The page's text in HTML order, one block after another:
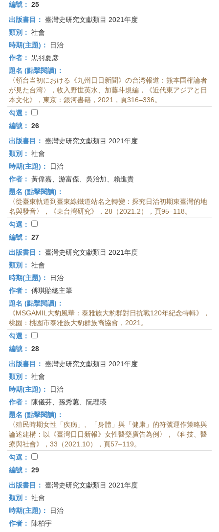
編號： 25
出版書目： 臺灣史研究文獻類目 2021年度
類別： 社會
時期(主題)：
日治
作者： 黒羽夏彦
題名 (點擊閱讀)：
〈領台当初における《九州日日新聞》の台湾報道：熊本国権論者
が見た台湾〉，收入野世英水、加藤斗規編，《近代東アジアと日
本文化》，東京：銀河書籍，2021，頁316–336。
勾選：
編號： 26
出版書目： 臺灣史研究文獻類目 2021年度
類別： 社會
時期(主題)：
日治
作者： 黃偉嘉、游富傑、吳治加、賴進貴
題名 (點擊閱讀)：
〈從臺東軌道到臺東線鐵道站名之轉變：探究日治初期東臺灣的地
名與發音〉，《東台灣研究》，28（2021.2），頁95–118。
勾選：
編號： 27
出版書目： 臺灣史研究文獻類目 2021年度
類別： 社會
時期(主題)：
日治
作者： 傅琪貽總主筆
題名 (點擊閱讀)：
《MSGAMIL大豹風華：泰雅族大豹群對日抗戰120年紀念特輯》，
桃園：桃園市泰雅族大豹群族裔協會，2021。
勾選：
編號： 28
出版書目： 臺灣史研究文獻類目 2021年度
類別： 社會
時期(主題)：
日治
作者：
陳儀芬、孫秀蕙、阮理瑛
題名 (點擊閱讀)：
〈殖民時期女性「疾病」、「身體」與「健康」的符號運作策略與
論述建構：以《臺灣日日新報》女性醫藥廣告為例〉，《科技、醫
療與社會》，33（2021.10），頁57–119。
勾選：
編號： 29
出版書目： 臺灣史研究文獻類目 2021年度
類別： 社會
時期(主題)：
日治
作者：
陳柏宇